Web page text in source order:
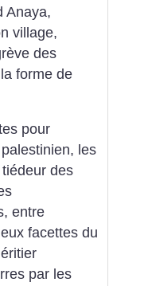
Anaya,
village,
des
forme de
pour
les
des
entre
facettes du
par les